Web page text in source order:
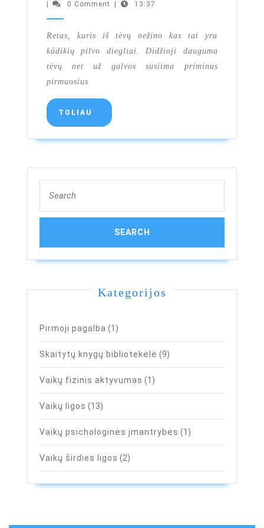
0 Comment 13:37
Retas, kuris iš tėvų nežino kas tai yra
kūdikių pilvo diegliai. Didžioji dauguma
tėvų net už galvos susiima priminus
pirmuosius
TOLIAU
Kategorijos
Pirmoji pagalba (1)
Skaitytų knygų bibliotekėlė (9)
Vaikų fizinis aktyvumas (1)
Vaikų ligos (13)
Vaikų psichologinės įmantrybės (1)
Vaikų širdies ligos (2)